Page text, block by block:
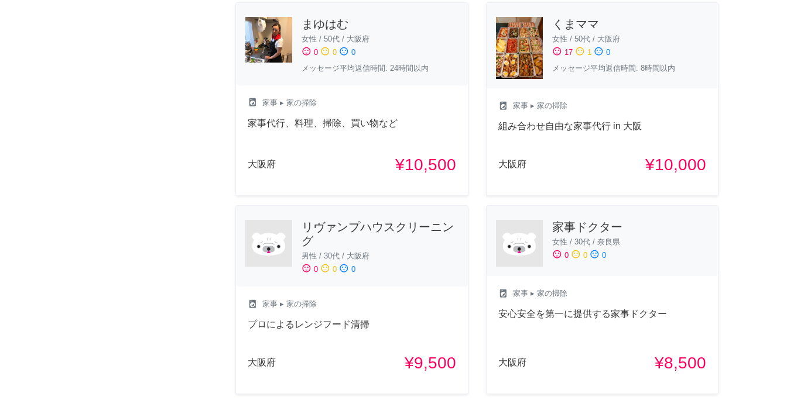
まゆはむ
女性 / 50代 / 大阪府
sentiment_satisfied 0 sentiment_neutral 0 sentiment_dissatisfied 0
メッセージ平均返信時間: 24時間以内
local_laundry_service 家事 ▸ 家の掃除
家事代行、料理、掃除、買い物など
大阪府 ¥10,500
くまママ
女性 / 50代/ 大阪府
sentiment_satisfied 17 sentiment_neutral 1 sentiment_dissatisfied 0
メッセージ平均返信時間: 8時間以内
local_laundry_service 家事▸ 家の掃除
組み合わせ自由な家事代行 in 大阪
大阪府 ¥10,000
リヴァンプハウスクリーニン
グ
男性 / 30代 / 大阪府
sentiment_satisfied 0 sentiment_neutral 0 sentiment_dissatisfied 0
local_laundry_service 家事 ▸ 家の掃除
プロによるレンジフード清掃
大阪府 ¥9,500
家事ドクター
女性 / 30代/ 奈良県
sentiment_satisfied 0 sentiment_neutral 0 sentiment_dissatisfied 0
local_laundry_service 家事▸ 家の掃除
安心安全を第一に提供する家事ドクター
大阪府 ¥8,500